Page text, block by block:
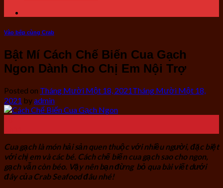
Vào bếp cùng Crab
Bật Mí Cách Chế Biến Cua Gạch
Ngon Dành Cho Chị Em Nội Trợ
Posted on Tháng Mười Một 18, 2021Tháng Mười Một 18,
2021 byadmin
Cua gạch là món hải sản quen thuộc với nhiều người, đặc biệt
với chị em và các bé. Cách chế biến cua gạch sao cho ngon,
gạch vẫn còn béo. Vậy nên bạn đừng bỏ qua bài viết dưới
đây của Crab Seafood đâu nhé!